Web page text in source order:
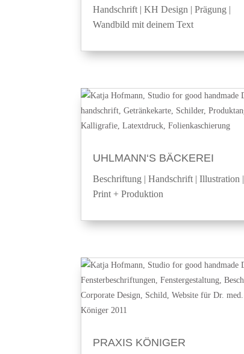
Handschrift |KH Design |Prägung |
Wandbild mit deinem Text
UHLMANN‘S BÄCKEREI
Beschriftung |Handschrift |Illustration |
Print + Produktion
PRAXIS KÖNIGER